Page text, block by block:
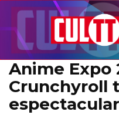
Anime Expo
Crunchyroll